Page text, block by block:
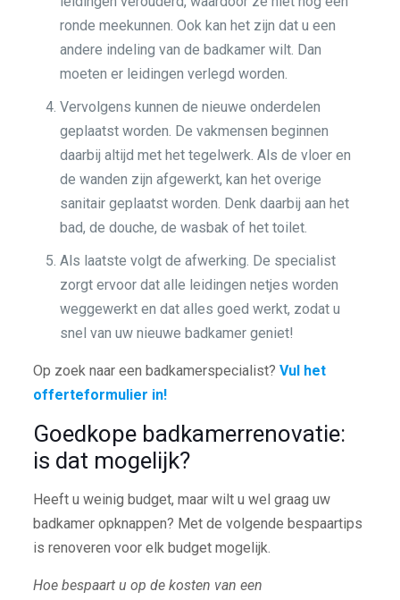
ronde meekunnen. Ook kan het zijn dat u een
andere indeling van de badkamer wilt. Dan
moeten er leidingen verlegd worden.
Vervolgens kunnen de nieuwe onderdelen
geplaatst worden. De vakmensen beginnen
daarbij altijd met het tegelwerk. Als de vloer en
de wanden zijn afgewerkt, kan het overige
sanitair geplaatst worden. Denk daarbij aan het
bad, de douche, de wasbak of het toilet.
Als laatste volgt de afwerking. De specialist
zorgt ervoor dat alle leidingen netjes worden
weggewerkt en dat alles goed werkt, zodat u
snel van uw nieuwe badkamer geniet!
Op zoek naar een badkamerspecialist? Vul het
offerteformulier in!
Goedkope badkamerrenovatie:
is dat mogelijk?
Heeft u weinig budget, maar wilt u wel graag uw
badkamer opknappen? Met de volgende bespaartips
is renoveren voor elk budget mogelijk.
Hoe bespaart u op de kosten van een